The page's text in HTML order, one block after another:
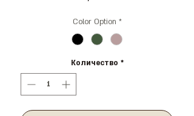
Color Option *
Количество *